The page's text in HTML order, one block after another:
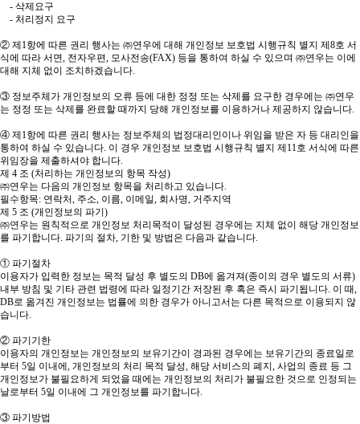
- 삭제요구
- 처리정지 요구
② 제1항에 따른 권리 행사는 ㈜연우에 대해 개인정보 보호법 시행규칙 별지 제8호 서
식에 따라 서면, 전자우편, 모사전송(FAX) 등을 통하여 하실 수 있으며 ㈜연우는 이에
대해 지체 없이 조치하겠습니다.
③ 정보주체가 개인정보의 오류 등에 대한 정정 또는 삭제를 요구한 경우에는 ㈜연우
는 정정 또는 삭제를 완료할 때까지 당해 개인정보를 이용하거나 제공하지 않습니다.
④ 제1항에 따른 권리 행사는 정보주체의 법정대리인이나 위임을 받은 자 등 대리인을
통하여 하실 수 있습니다. 이 경우 개인정보 보호법 시행규칙 별지 제11호 서식에 따른
위임장을 제출하셔야 합니다.
제 4 조 (처리하는 개인정보의 항목 작성)
㈜연우는 다음의 개인정보 항목을 처리하고 있습니다.
필수항목: 연락처, 주소, 이름, 이메일, 회사명, 거주지역
제 5 조 (개인정보의 파기)
㈜연우는 원칙적으로 개인정보 처리목적이 달성된 경우에는 지체 없이 해당 개인정보
를 파기합니다. 파기의 절차, 기한 및 방법은 다음과 같습니다.
① 파기절차
이용자가 입력한 정보는 목적 달성 후 별도의 DB에 옮겨져(종이의 경우 별도의 서류)
내부 방침 및 기타 관련 법령에 따라 일정기간 저장된 후 혹은 즉시 파기됩니다. 이 때,
DB로 옮겨진 개인정보는 법률에 의한 경우가 아니고서는 다른 목적으로 이용되지 않
습니다.
② 파기기한
이용자의 개인정보는 개인정보의 보유기간이 경과된 경우에는 보유기간의 종료일로
부터 5일 이내에, 개인정보의 처리 목적 달성, 해당 서비스의 폐지, 사업의 종료 등 그
개인정보가 불필요하게 되었을 때에는 개인정보의 처리가 불필요한 것으로 인정되는
날로부터 5일 이내에 그 개인정보를 파기합니다.
③ 파기방법